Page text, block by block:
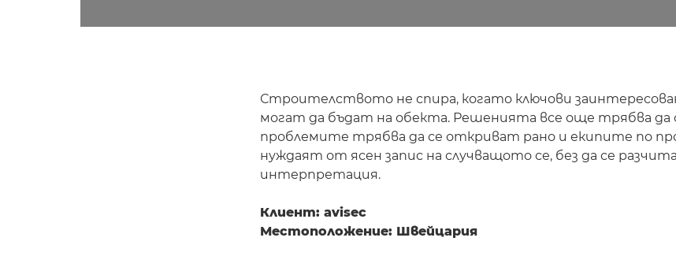
Строителството не спира, когато ключови
могат да бъдат на обекта. Решенията все още трябва да
проблемите трябва да се откриват рано и екипите по
нуждаят от ясен запис на случващото се, без да се
интерпретация.
Клиент: avisec
Местоположение: Швейцария